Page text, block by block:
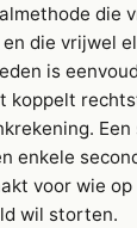
die
die vrijwel
is
koppelt
enkele
voor wie
wil storten.